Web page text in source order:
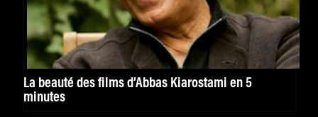
La beauté des films d’Abbas Kiarostami en 5
minutes